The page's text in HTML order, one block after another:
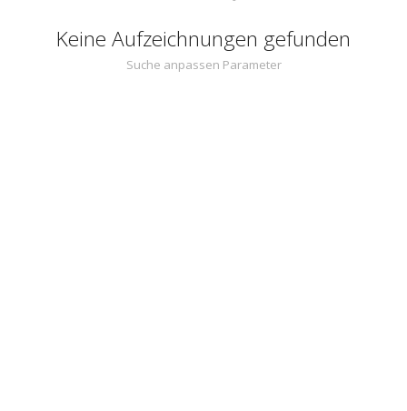
Keine Aufzeichnungen gefunden
Suche anpassen Parameter